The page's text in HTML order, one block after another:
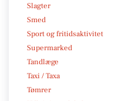
Slagter
Smed
Sport og fritidsaktivitet
Supermarked
Tandlæge
Taxi / Taxa
Tømrer